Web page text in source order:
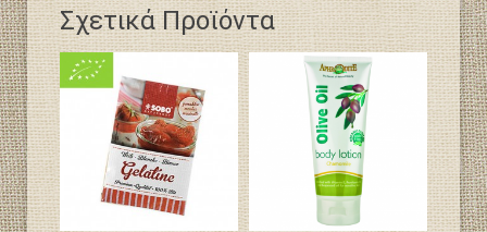
Σχετικά Προϊόντα